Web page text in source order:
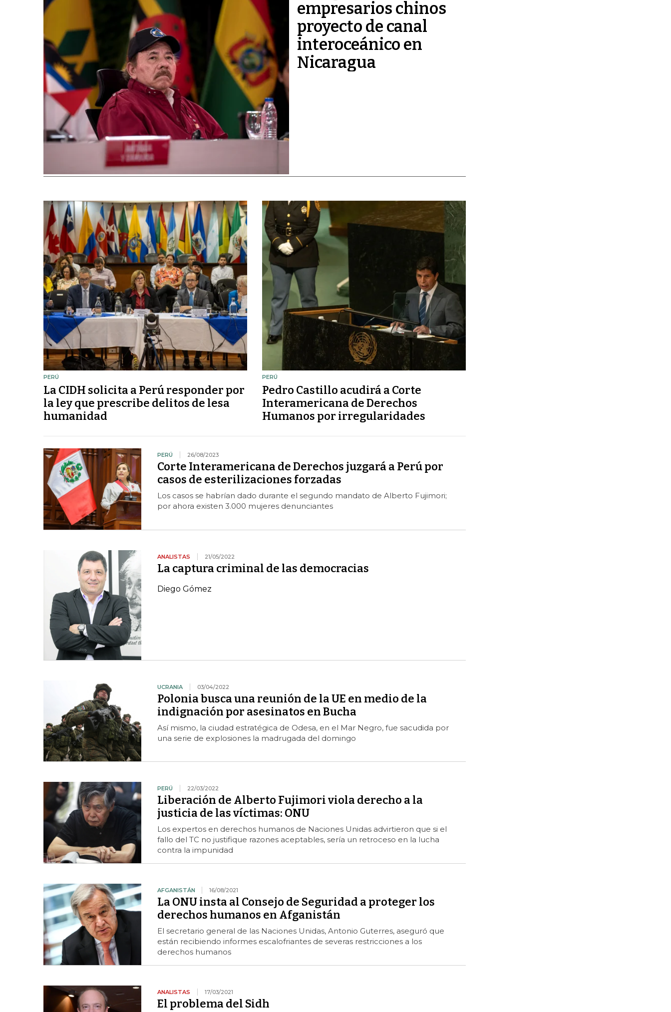
empresarios chinos
proyecto de canal
interoceánico en
Nicaragua
PERÚ
La CIDH solicita a Perú responder por
la ley que prescribe delitos de lesa
humanidad
PERÚ
Pedro Castillo acudirá a Corte
Interamericana de Derechos
Humanos por irregularidades
PERÚ 26/08/2023
Corte Interamericana de Derechos juzgará a Perú por
casos de esterilizaciones forzadas
Los casos se habrían dado durante el segundo mandato de Alberto Fujimori;
por ahora existen 3.000 mujeres denunciantes
ANALISTAS 21/05/2022
La captura criminal de las democracias
Diego Gómez
UCRANIA 03/04/2022
Polonia busca una reunión de la UE en medio de la
indignación por asesinatos en Bucha
Así mismo, la ciudad estratégica de Odesa, en el Mar Negro, fue sacudida por
una serie de explosiones la madrugada del domingo
PERÚ 22/03/2022
Liberación de Alberto Fujimori viola derecho a la
justicia de las víctimas: ONU
Los expertos en derechos humanos de Naciones Unidas advirtieron que si el
fallo del TC no justifique razones aceptables, sería un retroceso en la lucha
contra la impunidad
AFGANISTÁN 16/08/2021
La ONU insta al Consejo de Seguridad a proteger los
derechos humanos en Afganistán
El secretario general de las Naciones Unidas, Antonio Guterres, aseguró que
están recibiendo informes escalofriantes de severas restricciones a los
derechos humanos
ANALISTAS 17/03/2021
El problema del Sidh